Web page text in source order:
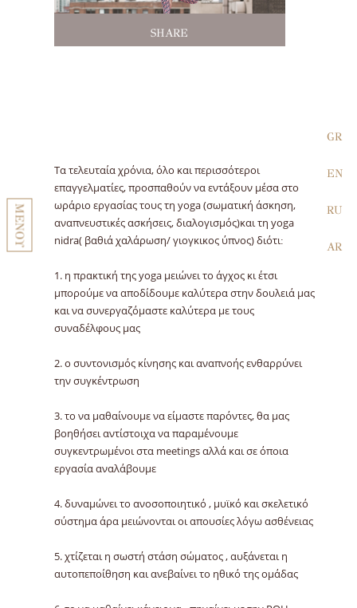
ΜΕΝΟΥ
GR
EN
RU
AR
SHARE
Τα τελευταία χρόνια, όλο και περισσότεροι
επαγγελματίες, προσπαθούν να εντάξουν μέσα στο
ωράριο εργασίας τους τη yoga (σωματική άσκηση,
αναπνευστικές ασκήσεις, διαλογισμός)και τη yoga
nidra( βαθιά χαλάρωση/ γιογκικος ύπνος) διότι:
1. η πρακτική της yoga μειώνει το άγχος κι έτσι
μπορούμε να αποδίδουμε καλύτερα στην δουλειά μας
και να συνεργαζόμαστε καλύτερα με τους
συναδέλφους μας
2. ο συντονισμός κίνησης και αναπνοής ενθαρρύνει
την συγκέντρωση
3. το να μαθαίνουμε να είμαστε παρόντες, θα μας
βοηθήσει αντίστοιχα να παραμένουμε
συγκεντρωμένοι στα meetings αλλά και σε όποια
εργασία αναλάβουμε
4. δυναμώνει το ανοσοποιητικό , μυϊκό και σκελετικό
σύστημα άρα μειώνονται οι απουσίες λόγω ασθένειας
5. χτίζεται η σωστή στάση σώματος , αυξάνεται η
αυτοπεποίθηση και ανεβαίνει το ηθικό της ομάδας